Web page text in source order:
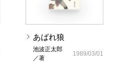
あばれ狼
池波正太郎
／著
1989/03/01